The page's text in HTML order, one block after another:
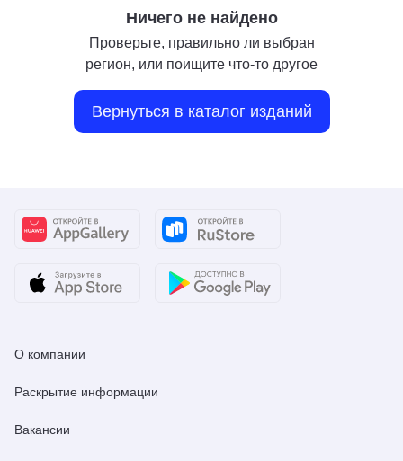
Ничего не найдено
Проверьте, правильно ли выбран
регион, или поищите что-то другое
Вернуться в каталог изданий
О компании
Раскрытие информации
Вакансии